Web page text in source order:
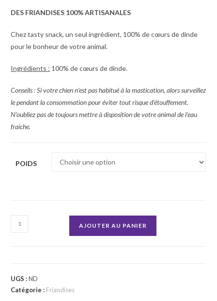
DES FRIANDISES 100% ARTISANALES
Chez tasty snack, un seul ingrédient, 100% de cœurs de dinde
pour le bonheur de votre animal.
Ingrédients : 100% de cœurs de dinde.
Conseils : Si votre chien n’est pas habitué à la mastication, alors surveillez
le pendant la consommation pour éviter tout risque d’étouffement.
N’oubliez pas de toujours mettre à disposition de votre animal de l’eau
fraiche.
POIDS
quantité
de
AJOUTER AU PANIER
UGS :ND
Catégorie : Friandises